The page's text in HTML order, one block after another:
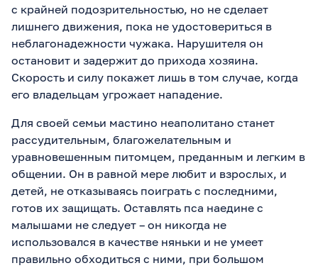
с крайней подозрительностью, но не сделает
лишнего движения, пока не удостовериться в
неблагонадежности чужака. Нарушителя он
остановит и задержит до прихода хозяина.
Скорость и силу покажет лишь в том случае, когда
его владельцам угрожает нападение.
Для своей семьи мастино неаполитано станет
рассудительным, благожелательным и
уравновешенным питомцем, преданным и легким в
общении. Он в равной мере любит и взрослых, и
детей, не отказываясь поиграть с последними,
готов их защищать. Оставлять пса наедине с
малышами не следует – он никогда не
использовался в качестве няньки и не умеет
правильно обходиться с ними, при большом